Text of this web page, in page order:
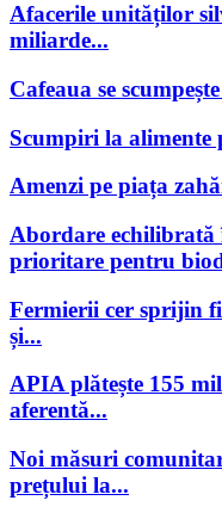
Afacerile unităților
miliarde...
Cafeaua se
Scumpiri la alimente
Amenzi pe piața
Abordare echilibrată
prioritare pentru
Fermierii cer sprijin
și...
APIA plătește 155
aferentă...
Noi măsuri
prețului la...